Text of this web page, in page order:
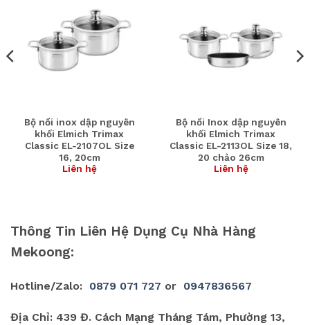
Bộ nồi inox dập nguyên
khối Elmich Trimax
Classic EL-2107OL Size
16, 20cm
Liên hệ
Bộ nồi Inox dập nguyên
khối Elmich Trimax
Classic EL-2113OL Size 18,
20 chảo 26cm
Liên hệ
Thông Tin Liên Hệ Dụng Cụ Nhà Hàng
Mekoong:
Hotline/Zalo: 0879 071 727 or 0947836567
Địa Chỉ: 439 Đ. Cách Mạng Tháng Tám, Phường 13,